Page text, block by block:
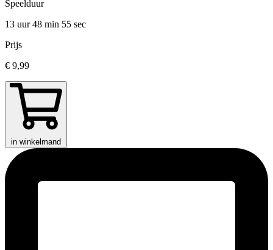
Speelduur
13 uur 48 min 55 sec
Prijs
€ 9,99
in winkelmand